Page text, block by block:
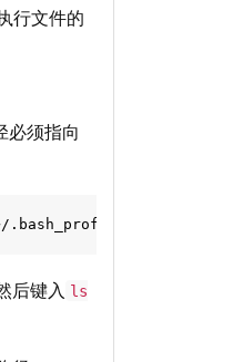
行文件的
必须指向
后键入 ls